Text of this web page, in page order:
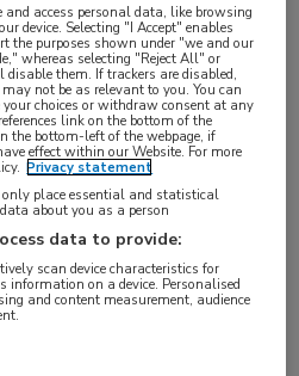
and access personal data, like browsing
device. Selecting "I Accept" enables
the purposes shown under "we and our
whereas selecting "Reject All" or
them. If trackers are disabled,
not be as relevant to you. You can
choices or withdraw consent at any
link on the bottom of the
the bottom-left of the webpage, if
effect within our Website. For more
Privacy statement
place essential and statistical
about you as a person
data to provide:
scan device characteristics for
information on a device. Personalised
and content measurement, audience